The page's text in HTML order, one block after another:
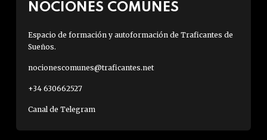
NOCIONES COMUNES
Espacio de formación y autoformación de Traficantes de
Sueños.
nocionescomunes@traficantes.net
+34 630662527
Canal de Telegram